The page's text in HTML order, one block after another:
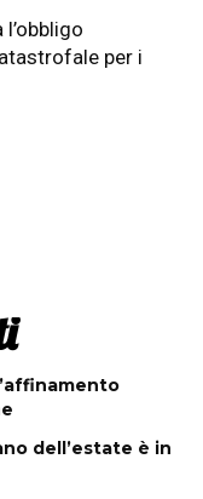
per i
dell’estate è in